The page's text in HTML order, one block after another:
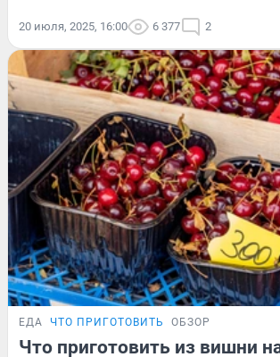
20 июля, 2025, 16:00 6 377 2
ЕДА ЧТО ПРИГОТОВИТЬ ОБЗОР
Что приготовить из вишни